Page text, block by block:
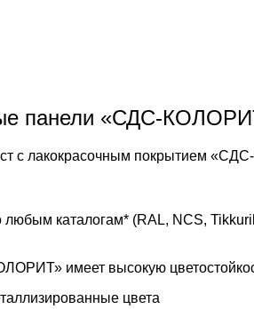
панели «СДС-
с лакокрасочным покрытием
каталогам* (RAL, NCS,
имеет высокую
цвета